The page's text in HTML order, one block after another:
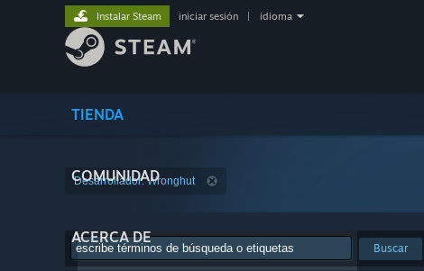
TIENDA
COMUNIDAD
ACERCA DE
Instalar Steam iniciar sesión idioma
Desarrollador: Wronghut
Buscar